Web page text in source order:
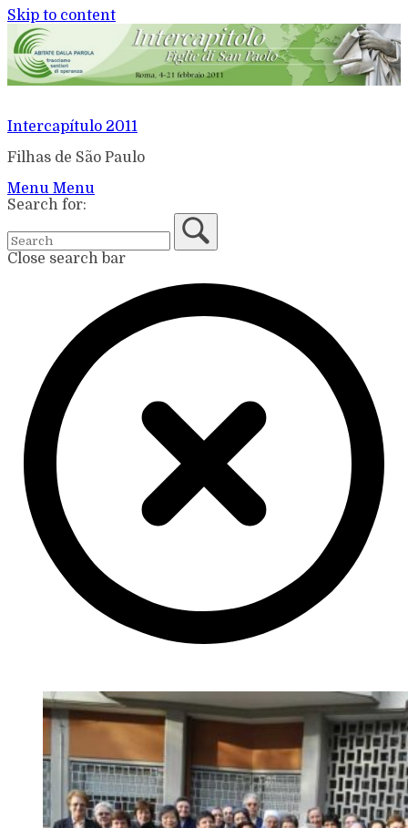
Skip to content
Intercapítulo 2011
Filhas de São Paulo
Menu Menu
Search for:
Close search bar